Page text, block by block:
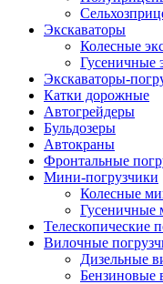
Экскаваторы
Колесные
Гусеничные
Экскаваторы-
Катки дорожные
Автогрейдеры
Бульдозеры
Автокраны
Фронтальные
Мини-погрузчики
Колесные
Гусеничные
Телескопические
Вилочные
Дизельные
Бензиновые